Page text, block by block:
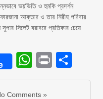
ভয়ভিতি ও হুমকি প্রদর্শন
আক্তার ও তার নিরীহ পরিবার
সিলেট বরাবরে প্রতিকার চেয়ে
Print
Comments »